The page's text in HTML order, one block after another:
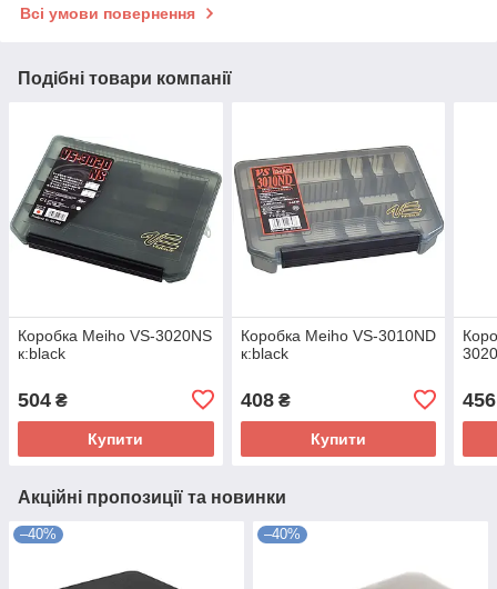
Всі умови повернення
Подібні товари компанії
Коробка Meiho VS-3020NS
к:black
504 ₴
Купити
Коробка Meiho VS-3010ND
к:black
408₴
Купити
456
Акційні пропозиції та новинки
–40% –40%